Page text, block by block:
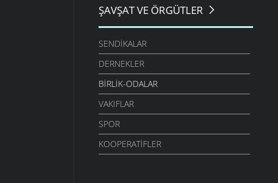
ŞAVŞAT VE ÖRGÜTLER
SENDIKALAR
DERNEKLER
BIRLIK-ODALAR
VAKIFLAR
SPOR
KOOPERATIFLER